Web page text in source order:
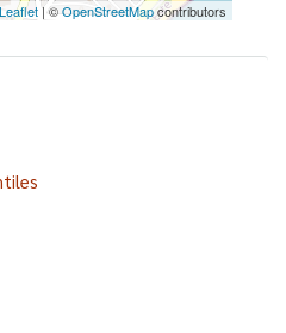
Leaflet| ©OpenStreetMapcontributors